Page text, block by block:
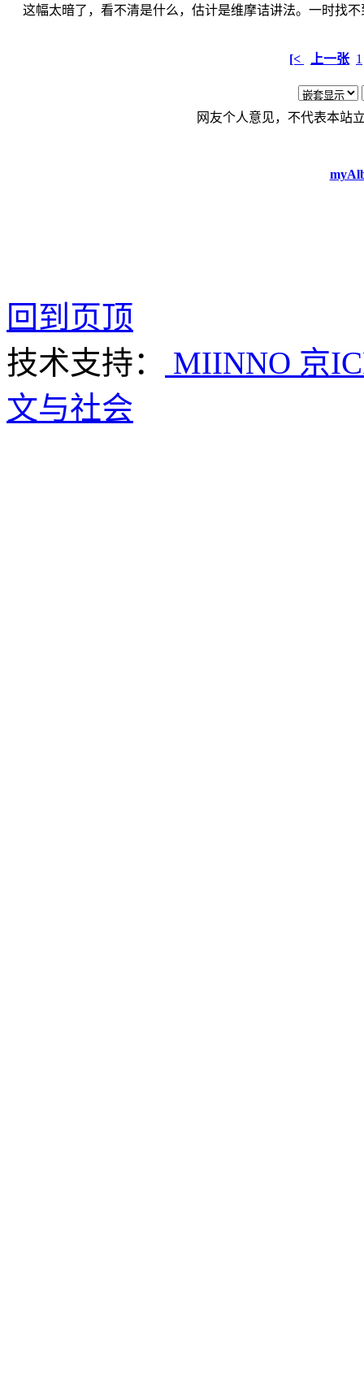
这幅太暗了，看不清是什么，估计是维摩诘讲法。一时找
[< 上一张 1
网友个人意见，不代表本站
回到页顶
技术支持：
MIINNO 京
文与社会